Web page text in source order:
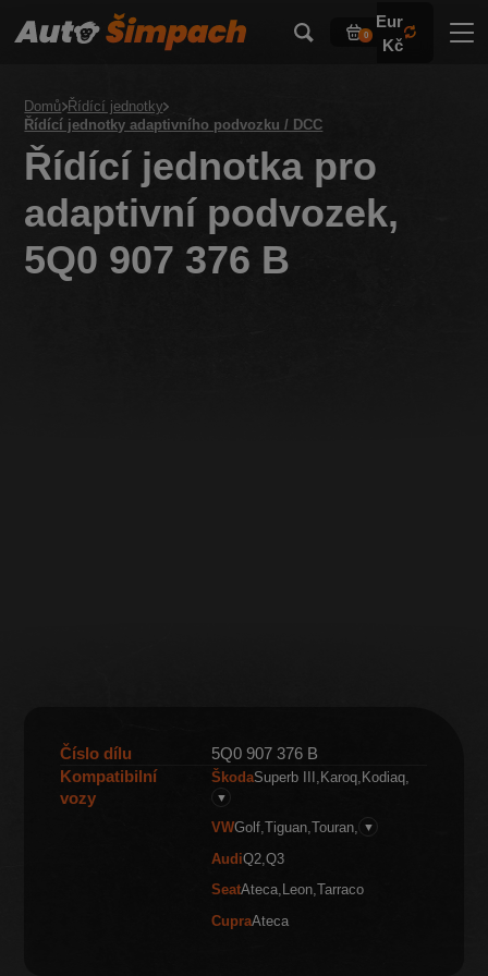
0
Eur
Kč
Domů Řídící jednotky
Řídící jednotky adaptivního podvozku / DCC
Řídící jednotka pro
adaptivní podvozek,
5Q0 907 376 B
Číslo dílu
5Q0 907 376 B
Kompatibilní
vozy
ŠkodaSuperb III Karoq Kodiaq
▼
VWGolf Tiguan Touran ▼
AudiQ2 Q3
SeatAteca Leon Tarraco
CupraAteca